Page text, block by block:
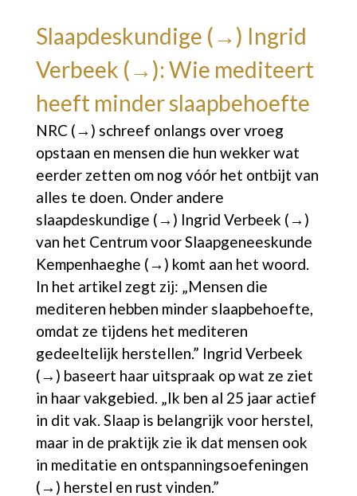
Slaapdeskundige (→) Ingrid
Verbeek (→): Wie mediteert
heeft minder slaapbehoefte
NRC (→) schreef onlangs over vroeg
opstaan en mensen die hun wekker wat
eerder zetten om nog vóór het ontbijt van
alles te doen. Onder andere
slaapdeskundige (→) Ingrid Verbeek (→)
van het Centrum voor Slaapgeneeskunde
Kempenhaeghe (→) komt aan het woord.
In het artikel zegt zij: „Mensen die
mediteren hebben minder slaapbehoefte,
omdat ze tijdens het mediteren
gedeeltelijk herstellen.” Ingrid Verbeek
(→) baseert haar uitspraak op wat ze ziet
in haar vakgebied. „Ik ben al 25 jaar actief
in dit vak. Slaap is belangrijk voor herstel,
maar in de praktijk zie ik dat mensen ook
in meditatie en ontspanningsoefeningen
(→) herstel en rust vinden.”